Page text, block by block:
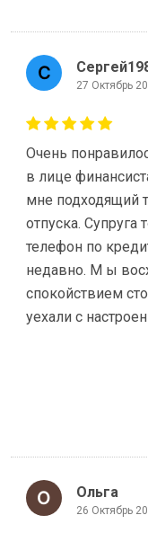
27 Октябрь
Очень
в лице
мне подходящий
отпуска. Супруга
телефон по
недавно. М ы
спокойствием
уехали с
Ольга
26 Октябрь